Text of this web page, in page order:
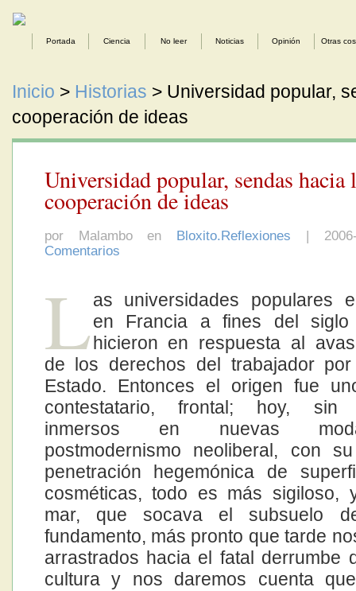
Portada Ciencia No leer Noticias Opinión Otras
Inicio > Historias > Universidad popular,
cooperación de ideas
Universidad popular, sendas hacia
cooperación de ideas
por Malambo en Bloxito.Reflexiones |
Comentarios
Las universidades populares
en Francia a fines del
hicieron en respuesta al
de los derechos del trabajador
Estado. Entonces el origen fue
contestatario, frontal; hoy, sin
inmersos en nuevas
postmodernismo neoliberal, con
penetración hegemónica de
cosméticas, todo es más sigiloso,
mar, que socava el subsuelo
fundamento, más pronto que tarde
arrastrados hacia el fatal derrumbe
cultura y nos daremos cuenta